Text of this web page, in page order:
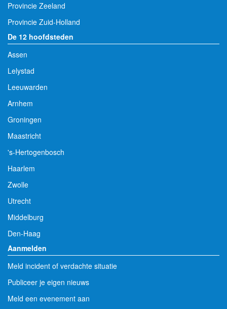
Provincie Zeeland
Provincie Zuid-Holland
De 12 hoofdsteden
Assen
Lelystad
Leeuwarden
Arnhem
Groningen
Maastricht
's-Hertogenbosch
Haarlem
Zwolle
Utrecht
Middelburg
Den-Haag
Aanmelden
Meld incident of verdachte situatie
Publiceer je eigen nieuws
Meld een evenement aan